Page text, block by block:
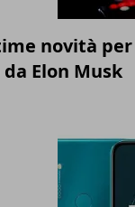
novità
Elon Musk